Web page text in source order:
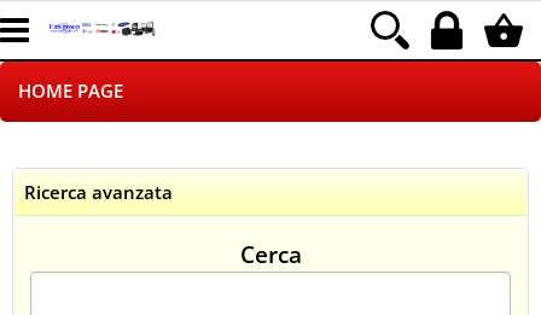
HOME PAGE
LOGISTICA
NEGOZI ON LINE
Ricerca avanzata
Cerca